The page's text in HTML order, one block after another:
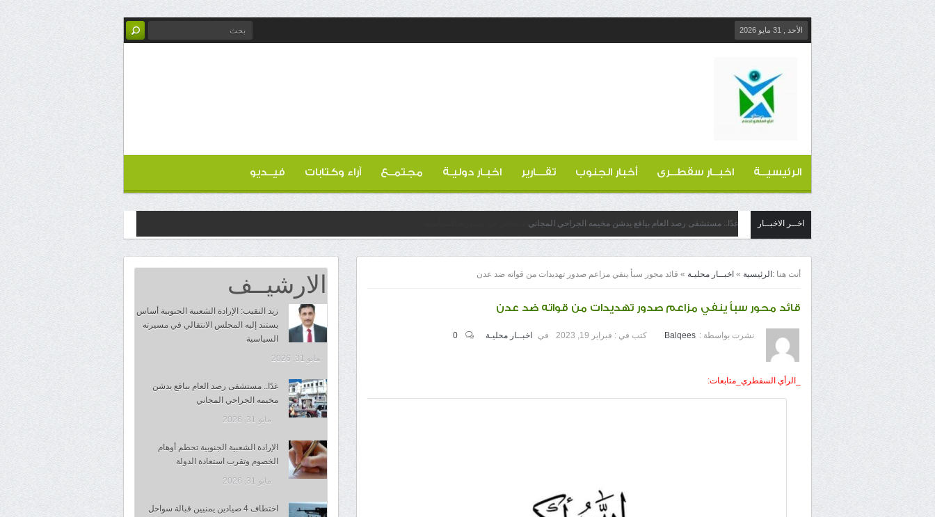
الأحد , 31 مايو 2026
الرئيسيــة اخبــار سقطــرى أخبار الجنوب تقـــارير اخبـار دوليـة مجتمــع آراء وكتابات فيــديو
اخــر الاخبــار غدًا.. مستشفى رصد العام بيافع يدشن مخيمه الجراحي المجاني
أنت هنا : الرئيسية » اخبــار محليـة » قائد محور سبأ ينفي مزاعم صدور تهديدات من قواته ضد عدن
قائد محور سبأ ينفي مزاعم صدور تهديدات من قواته ضد عدن
نشرت بواسطة : Balqees كتب في : فبراير 19, 2023 في اخبــار محليـة 0
_الرأي السقطري_متابعات:
الارشيــف
زيد النقيب: الإرادة الشعبية الجنوبية أساس
يستند إليه المجلس الانتقالي في مسيرته
السياسية
مايو 31, 2026
غدًا.. مستشفى رصد العام بيافع يدشن
مخيمه الجراحي المجاني
مايو 31, 2026
الإرادة الشعبية الجنوبية تحطم أوهام
الخصوم وتقرب استعادة الدولة
مايو 31, 2026
اختطاف 4 صيادين يمنيين قبالة سواحل